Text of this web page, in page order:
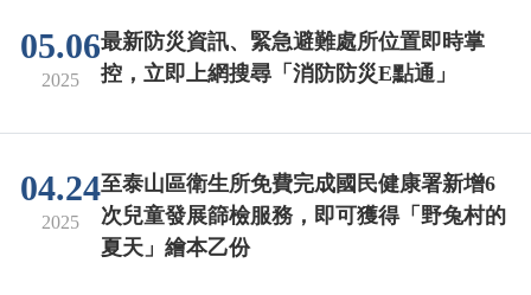
05.06
2025
最新防災資訊、緊急避難處所位置即時掌
控，立即上網搜尋「消防防災E點通」
04.24
2025
至泰山區衛生所免費完成國民健康署新增6
次兒童發展篩檢服務，即可獲得「野兔村的
夏天」繪本乙份